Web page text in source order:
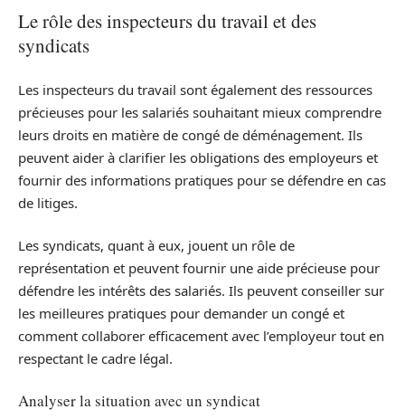
Le rôle des inspecteurs du travail et des
syndicats
Les inspecteurs du travail sont également des ressources
précieuses pour les salariés souhaitant mieux comprendre
leurs droits en matière de congé de déménagement. Ils
peuvent aider à clarifier les obligations des employeurs et
fournir des informations pratiques pour se défendre en cas
de litiges.
Les syndicats, quant à eux, jouent un rôle de
représentation et peuvent fournir une aide précieuse pour
défendre les intérêts des salariés. Ils peuvent conseiller sur
les meilleures pratiques pour demander un congé et
comment collaborer efficacement avec l’employeur tout en
respectant le cadre légal.
Analyser la situation avec un syndicat